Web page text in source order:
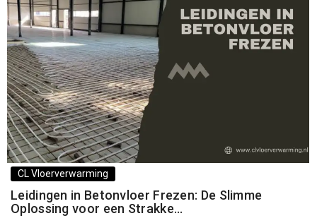
CL Vloerverwarming
Leidingen in Betonvloer Frezen: De Slimme
Oplossing voor een Strakke…